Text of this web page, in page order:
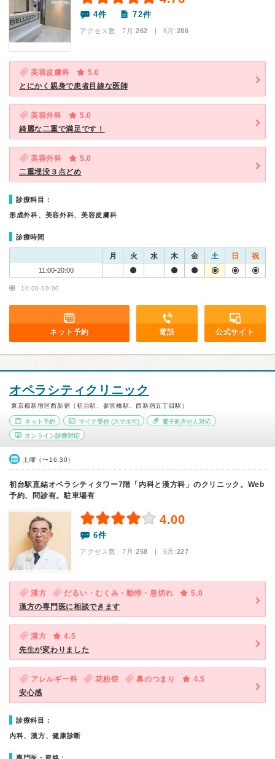
4件 72件
アクセス数 7月:262 | 6月:286
美容皮膚科
5.0
とにかく親身で患者目線な医師
美容外科
5.0
綺麗な二重で満足です！
美容外科
5.0
二重埋没３点どめ
診療科目：
形成外科、美容外科、美容皮膚科
診療時間
月 火 水 木 金 土 日 祝
11:00-20:00
10:00-19:00
ネット予約 電話 公式サイト
オペラシティクリニック
東京都新宿区西新宿（初台駅、参宮橋駅、西新宿五丁目駅）
ネット予約 マイナ受付(スマホ可) 電子処方せん対応
オンライン診療対応
土曜（〜16:30）
初台駅直結オペラシティタワー7階「内科と漢方科」のクリニック。Web
予約、問診有。駐車場有
4.00
6件
アクセス数 7月:258 | 6月:227
漢方 だるい・むくみ・動悸・息切れ
5.0
漢方の専門医に相談できます
漢方
4.5
先生が変わりました
アレルギー科 花粉症 鼻のつまり
4.5
安心感
診療科目：
内科、漢方、健康診断